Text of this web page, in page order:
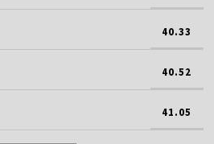
40.33
40.52
41.05